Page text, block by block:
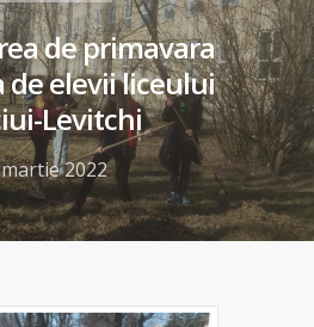
de primavara
elevii liceului
Levitchi
2022